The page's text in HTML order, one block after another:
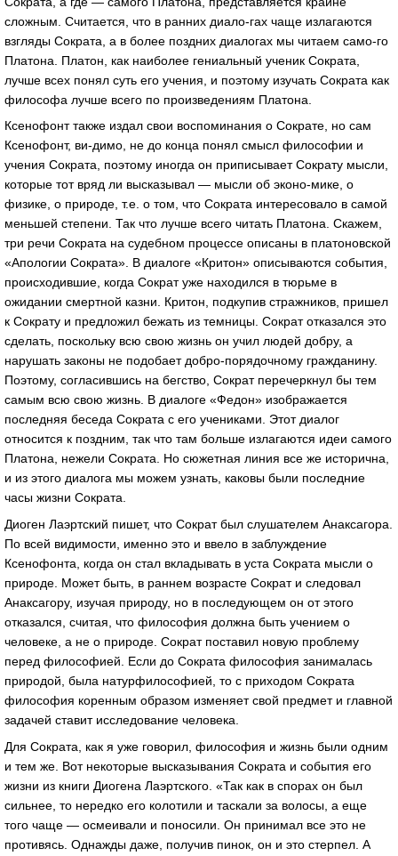
сложным. Считается, что в ранних диало-гах чаще излагаются
взгляды Сократа, а в более поздних диалогах мы читаем само-го
Платона. Платон, как наиболее гениальный ученик Сократа,
лучше всех понял суть его учения, и поэтому изучать Сократа как
философа лучше всего по произведениям Платона.
Ксенофонт также издал свои воспоминания о Сократе, но сам
Ксенофонт, ви-димо, не до конца понял смысл философии и
учения Сократа, поэтому иногда он приписывает Сократу мысли,
которые тот вряд ли высказывал — мысли об эконо-мике, о
физике, о природе, т.е. о том, что Сократа интересовало в самой
меньшей степени. Так что лучше всего читать Платона. Скажем,
три речи Сократа на судебном процессе описаны в платоновской
«Апологии Сократа». В диалоге «Критон» описываются события,
происходившие, когда Сократ уже находился в тюрьме в
ожидании смертной казни. Критон, подкупив стражников, пришел
к Сократу и предложил бежать из темницы. Сократ отказался это
сделать, поскольку всю свою жизнь он учил людей добру, а
нарушать законы не подобает добро-порядочному гражданину.
Поэтому, согласившись на бегство, Сократ перечеркнул бы тем
самым всю свою жизнь. В диалоге «Федон» изображается
последняя беседа Сократа с его учениками. Этот диалог
относится к поздним, так что там больше излагаются идеи самого
Платона, нежели Сократа. Но сюжетная линия все же исторична,
и из этого диалога мы можем узнать, каковы были последние
часы жизни Сократа.
Диоген Лаэртский пишет, что Сократ был слушателем Анаксагора.
По всей видимости, именно это и ввело в заблуждение
Ксенофонта, когда он стал вкладывать в уста Сократа мысли о
природе. Может быть, в раннем возрасте Сократ и следовал
Анаксагору, изучая природу, но в последующем он от этого
отказался, считая, что философия должна быть учением о
человеке, а не о природе. Сократ поставил новую проблему
перед философией. Если до Сократа философия занималась
природой, была натурфилософией, то с приходом Сократа
философия коренным образом изменяет свой предмет и главной
задачей ставит исследование человека.
Для Сократа, как я уже говорил, философия и жизнь были одним
и тем же. Вот некоторые высказывания Сократа и события его
жизни из книги Диогена Лаэртского. «Так как в спорах он был
сильнее, то нередко его колотили и таскали за волосы, а еще
того чаще — осмеивали и поносили. Он принимал все это не
противясь. Однажды даже, получив пинок, он и это стерпел. А